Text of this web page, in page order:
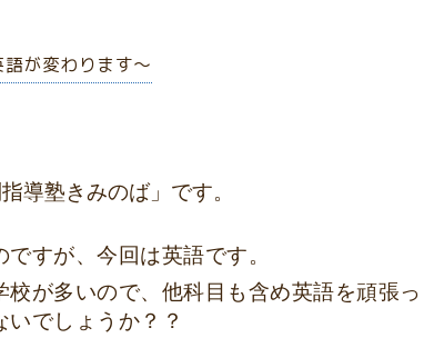
が変わります～
導塾きみのば」です。
すが、今回は英語です。
が多いので、他科目も含め英語を頑張っ
でしょうか？？